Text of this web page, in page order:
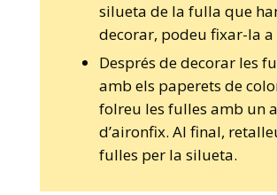
silueta de la fulla que
decorar, podeu fixar-la
Després de decorar les
amb els paperets de
folreu les fulles amb un
d’aironfix. Al final,
fulles per la silueta.